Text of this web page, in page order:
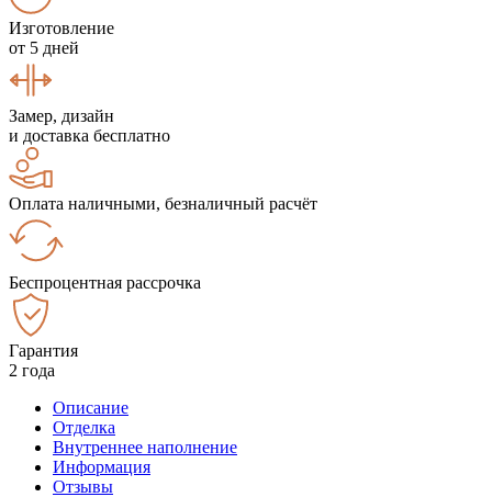
Изготовление
от 5 дней
Замер, дизайн
и доставка бесплатно
Оплата наличными, безналичный расчёт
Беспроцентная рассрочка
Гарантия
2 года
Описание
Отделка
Внутреннее наполнение
Информация
Отзывы